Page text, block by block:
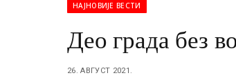
НАЈНОВИЈЕ ВЕСТИ
Део града без
26. АВГУСТ 2021.